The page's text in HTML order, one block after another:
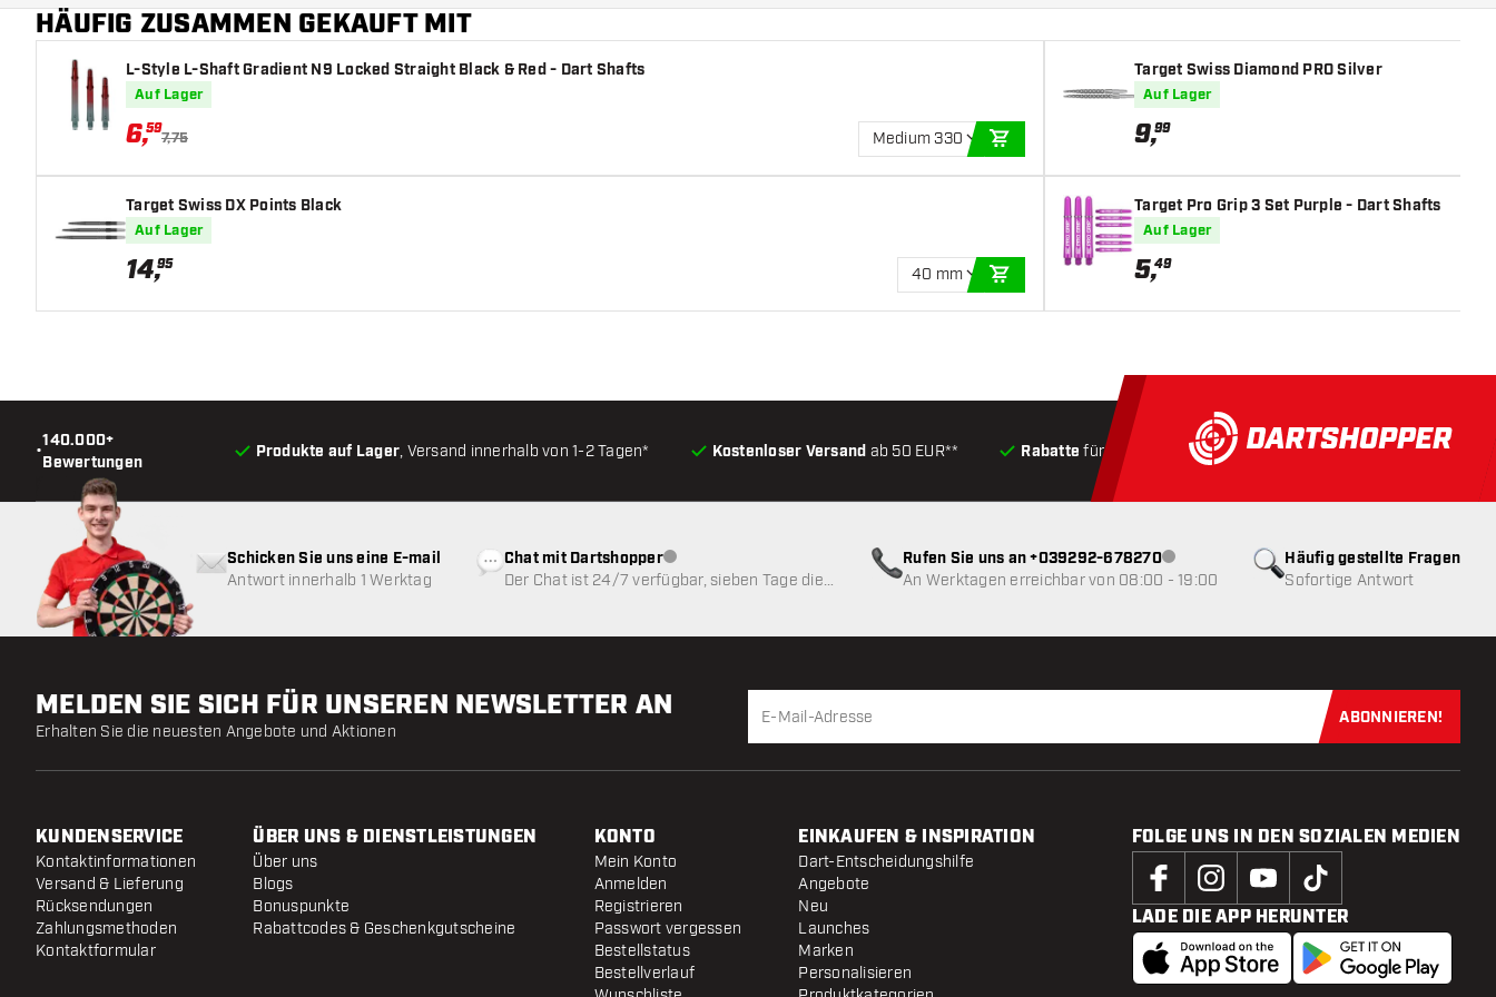
HÄUFIG ZUSAMMEN GEKAUFT MIT
L-Style L-Shaft Gradient N9 Locked Straight Black & Red - Dart Shafts
Auf Lager
6,59
7,75 Medium 330
IN DEN WARENKORB
Target Swiss DX Points Black
Auf Lager
14,95
40 mm
IN DEN WARENKORB
Target Swiss Diamond PRO Silver
Auf Lager
9,99
Target Pro Grip 3 Set Purple - Dart Shafts
Auf Lager
5,49
•
140.000+
Bewertungen
Produkte auf Lager, Versand innerhalb von 1-2 Tagen* Kostenloser Versand ab 50 EUR** Rabatte für Kunden Produkte auf Lager, Versand
Häufig gestellte Fragen
Sofortige Antwort
Schicken Sie uns eine E-mail
Antwort innerhalb 1 Werktag
Chat mit DartshopperKundenservice nicht verfügbar
Der Chat ist 24/7 verfügbar, sieben Tage die
Rufen Sie uns an +039292-678270Kundenservice nicht verfügbar
An Werktagen erreichbar von 08:00 - 19:00
MELDEN SIE SICH FÜR UNSEREN NEWSLETTER AN
Erhalten Sie die neuesten Angebote und Aktionen
Jetzt für
ABONNIEREN!
KUNDENSERVICE
Kontaktinformationen
Versand & Lieferung
Rücksendungen
Zahlungsmethoden
Kontaktformular
ÜBER UNS & DIENSTLEISTUNGEN
Über uns
Blogs
Bonuspunkte
Rabattcodes & Geschenkgutscheine
KONTO
Mein Konto
Anmelden
Registrieren
Passwort vergessen
Bestellstatus
Bestellverlauf
EINKAUFEN & INSPIRATION
Dart-Entscheidungshilfe
Angebote
Neu
Launches
Marken
Personalisieren
FOLGE UNS IN DEN SOZIALEN MEDIEN
LADE DIE APP HERUNTER